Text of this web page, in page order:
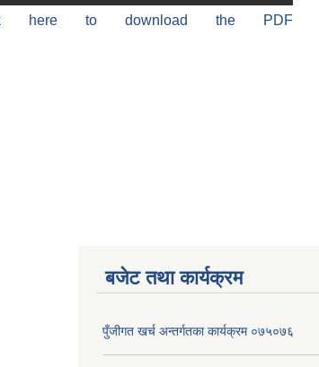
here to download the PDF
बजेट तथा कार्यक्रम
पुँजीगत खर्च अन्तर्गतका कार्यक्रम ०७५०७६